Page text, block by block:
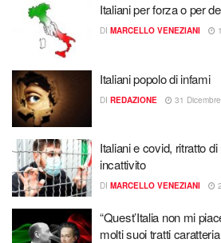
Italiani per forza o per
DI MARCELLO VENEZIANI
Italiani popolo di infami
DI REDAZIONE 31
Italiani e covid, ritratto
incattivito
DI MARCELLO VENEZIANI
“Quest’Italia non mi
molti suoi tratti